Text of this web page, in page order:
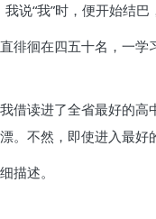
“我”时，便开始结巴
徘徊在四五十名，一学
借读进了全省最好的高
不然，即使进入最好
描述。